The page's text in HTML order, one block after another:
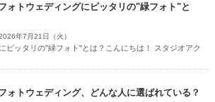
ォトウェディングにピッタリの"緑フォト"と
年7月21日（火）
ピッタリの"緑フォト"とは？こんにちは！ スタジオアク
ォトウェディング、どんな人に選ばれている？